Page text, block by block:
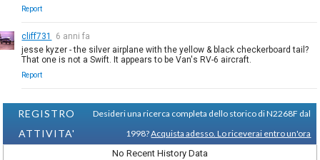
Report
cliff731
6 anni fa
jesse kyzer - the silver airplane with the yellow & black checkerboard tail?
That one is not a Swift. It appears to be Van's RV-6 aircraft.
Report
REGISTRO
ATTIVITA'
Desideri una ricerca completa dello storico di N2268F dal
1998?Acquista adesso. Lo riceverai entro un'ora
No Recent History Data